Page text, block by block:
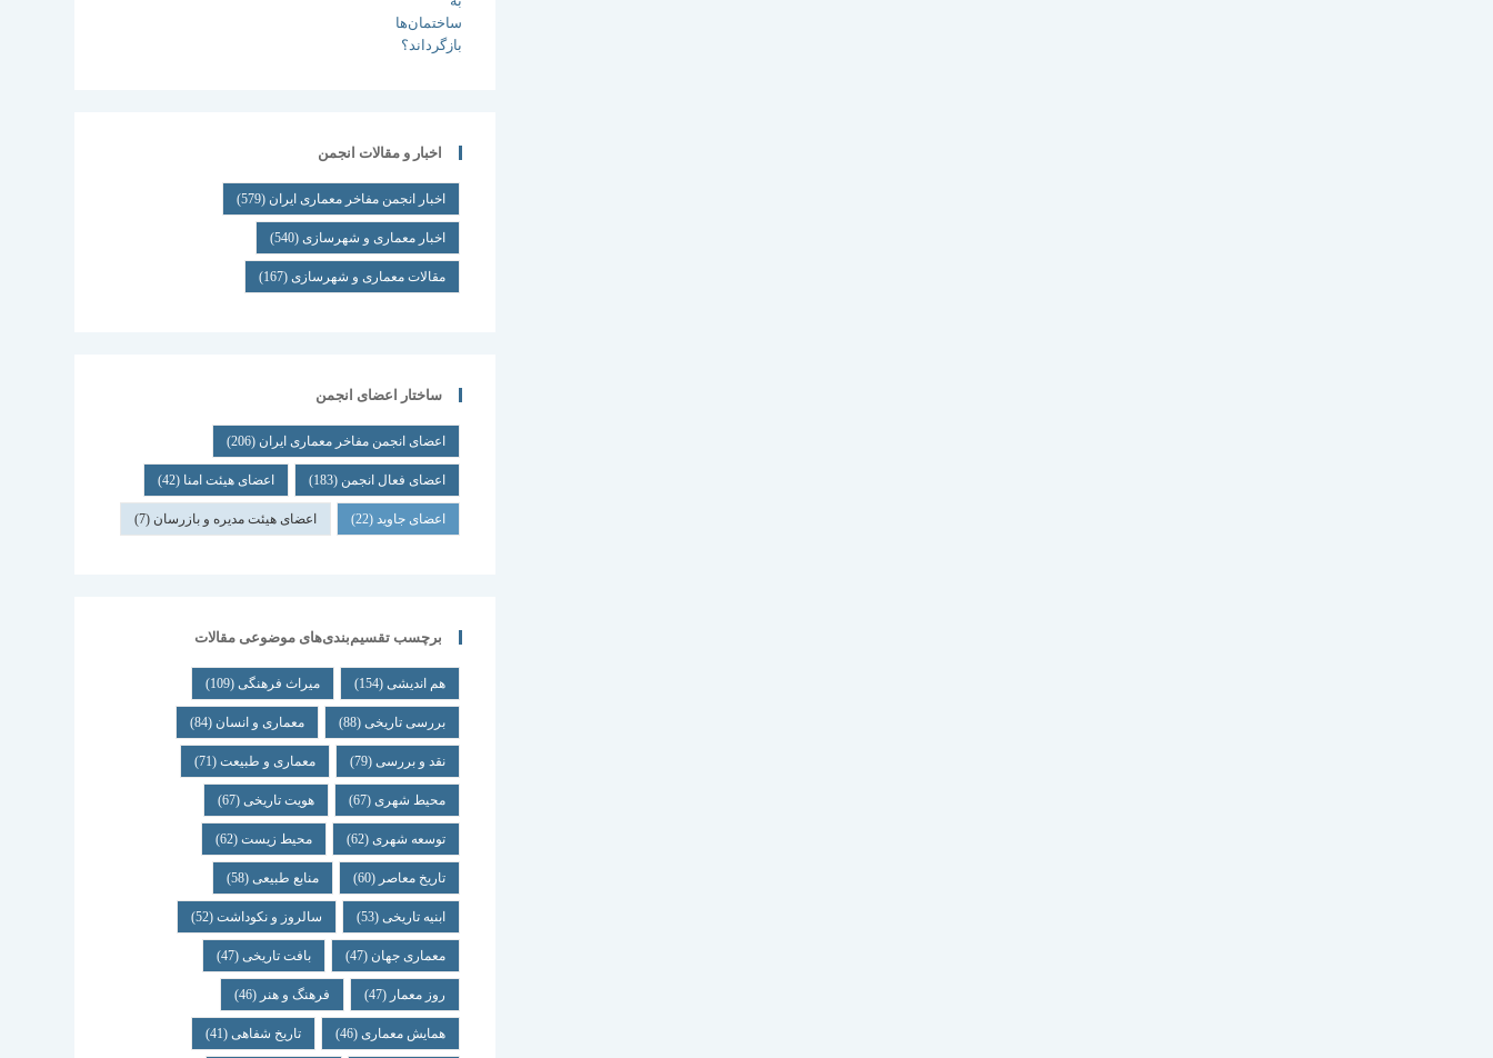
اخبار و مقالات انجمن
اخبار انجمن مفاخر معماری ایران (579)
اخبار معماری و شهرسازی(540)
مقالات معماری و شهرسازی(167)
ساختار اعضای انجمن
اعضای انجمن مفاخر معماری ایران (206)
اعضای فعال انجمن (183) اعضای هیئت امنا (42)
اعضای جاوید(22) اعضای هیئت مدیره و بازرسان (7)
برچسب تقسیم‌بندی‌های موضوعی مقالات
هم اندیشی(154) میراث فرهنگی(109)
بررسی تاریخی(88) معماری و انسان (84)
نقد و بررسی(79) معماری و طبیعت(71)
محیط شهری(67) هویت تاریخی(67)
توسعه شهری(62) محیط زیست(62)
تاریخ معاصر (60) منابع طبیعی(58)
ابنیه تاریخی(53) سالروز و نکوداشت(52)
معماری جهان (47) بافت تاریخی(47)
روز معمار (47) فرهنگ و هنر (46)
همایش معماری(46) تاریخ شفاهی(41)